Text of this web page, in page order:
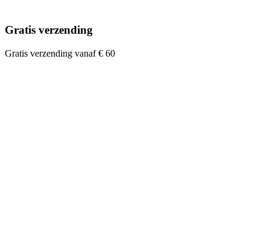
Gratis verzending
Gratis verzending vanaf € 60